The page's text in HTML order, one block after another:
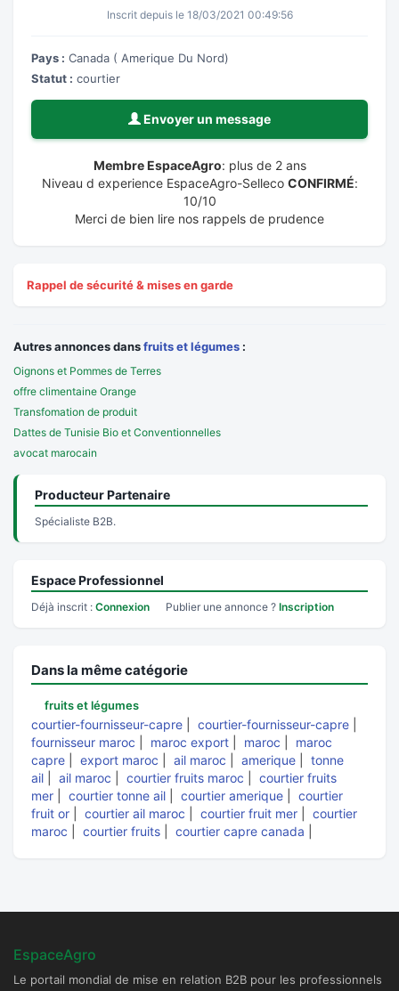
Inscrit depuis le 18/03/2021 00:49:56
Pays : Canada ( Amerique Du Nord)
Statut : courtier
Envoyer un message
Membre EspaceAgro: plus de 2 ans
Niveau d experience EspaceAgro-Selleco CONFIRMÉ:
10/10
Merci de bien lire nos rappels de prudence
Rappel de sécurité & mises en garde
Autres annonces dansfruits et légumes :
Oignons et Pommes de Terres
offre climentaine Orange
Transfomation de produit
Dattes de Tunisie Bio et Conventionnelles
avocat marocain
Producteur Partenaire
Spécialiste B2B.
Espace Professionnel
Déjà inscrit : Connexion Publier une annonce ? Inscription
Dans la même catégorie
fruits et légumes
courtier-fournisseur-capre courtier-fournisseur-capre
fournisseur maroc
maroc export maroc
maroc
capre
export maroc ail maroc amerique
tonne
ail
ail maroc courtier fruits maroc
courtier fruits
mer
courtier tonne ail courtier amerique
courtier
fruit or
courtier ail maroc courtier fruit mer
courtier
maroc
courtier fruits courtier capre canada
EspaceAgro
Le portail mondial de mise en relation B2B pour les professionnels